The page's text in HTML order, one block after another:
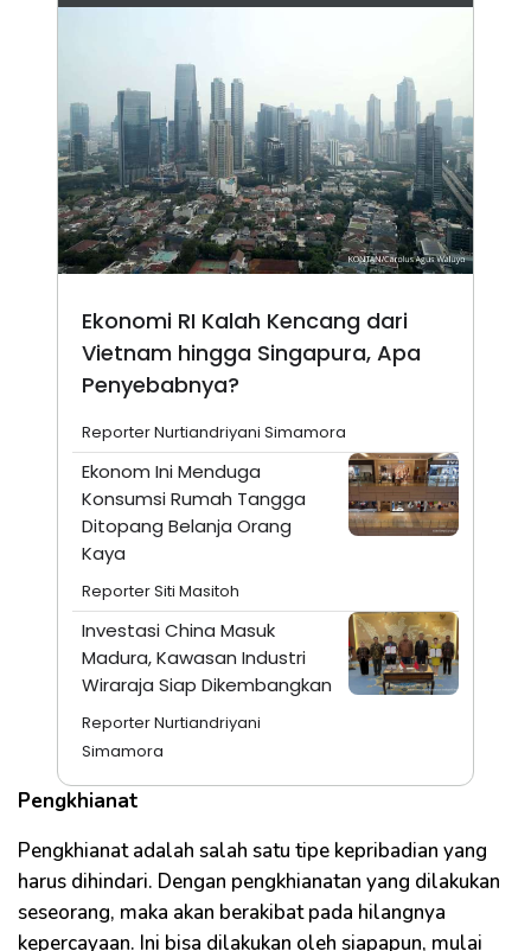
Ekonomi RI Kalah Kencang dari
Vietnam hingga Singapura, Apa
Penyebabnya?
Reporter Nurtiandriyani Simamora
Ekonom Ini Menduga
Konsumsi Rumah Tangga
Ditopang Belanja Orang
Kaya
Reporter Siti Masitoh
Investasi China Masuk
Madura, Kawasan Industri
Wiraraja Siap Dikembangkan
Reporter Nurtiandriyani
Simamora
Pengkhianat
Pengkhianat adalah salah satu tipe kepribadian yang
harus dihindari. Dengan pengkhianatan yang dilakukan
seseorang, maka akan berakibat pada hilangnya
kepercayaan. Ini bisa dilakukan oleh siapapun, mulai